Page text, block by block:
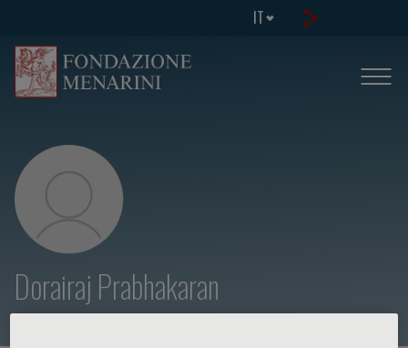
IT
Dorairaj Prabhakaran